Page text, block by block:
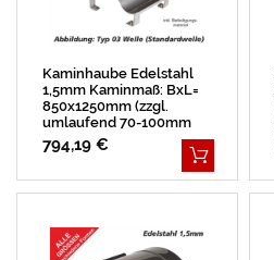
Kaminhaube Edelstahl
1,5mm Kaminmaß: BxL=
850x1250mm (zzgl.
umlaufend 70-100mm
Überstand)
794,19 €